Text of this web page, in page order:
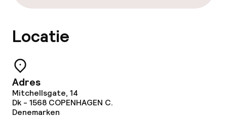
Locatie
Adres
Mitchellsgate, 14
Dk - 1568 COPENHAGEN C.
Denemarken